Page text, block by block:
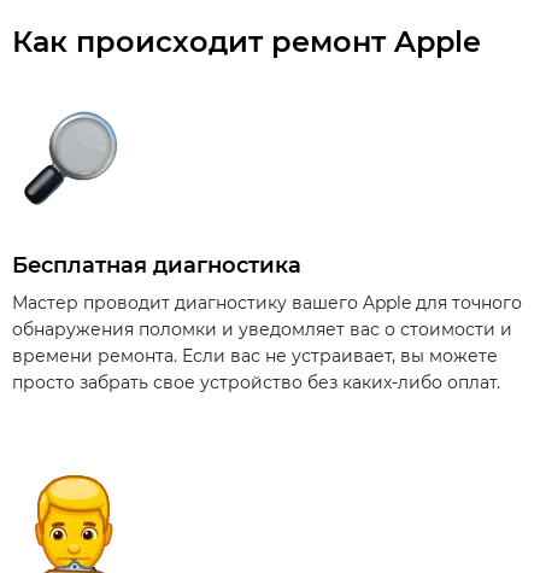
Как происходит ремонт Apple
Бесплатная диагностика
Мастер проводит диагностику вашего Apple для точного
обнаружения поломки и уведомляет вас о стоимости и
времени ремонта. Если вас не устраивает, вы можете
просто забрать свое устройство без каких-либо оплат.